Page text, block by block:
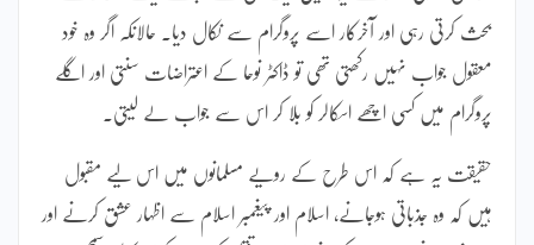
بحث کرتی رہی اور آخرکار اسے پروگرام سے نکال دیا۔ حالانکہ اگر وہ خود
معقول جواب نہیں رکھتی تھی تو ڈاکٹر نوحا کے اعتراضات سنتی اور اگلے
پروگرام میں کسی اچھے اسکالر کو بلا کر اس سے جواب لے لیتی۔
حقیقت یہ ہے کہ اس طرح کے رویے مسلمانوں میں اس لیے مقبول
ہیں کہ وہ جذباتی ہوجانے، اسلام اور پیغمبر اسلام سے اظہار عشق کرنے اور